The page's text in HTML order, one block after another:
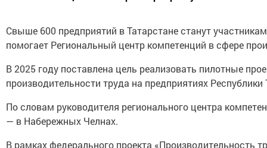
Свыше 600 предприятий в Татарстане станут
помогает Региональный центр компетенций в сфере
В 2025 году поставлена цель реализовать пилотные
производительности труда на предприятиях
По словам руководителя регионального центра
— в Набережных Челнах.
В рамках федерального проекта «Производительность